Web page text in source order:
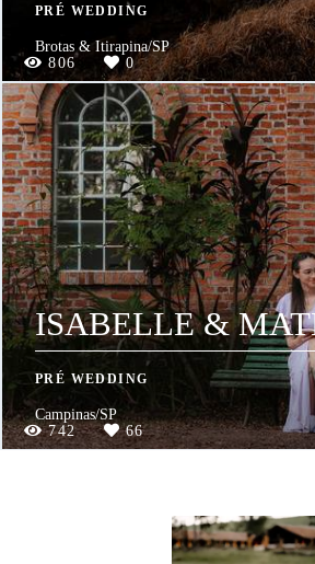
PRÉ WEDDING
Brotas & Itirapina/SP
806
0
ISABELLE &
PRÉ WEDDING
Campinas/SP
742
66